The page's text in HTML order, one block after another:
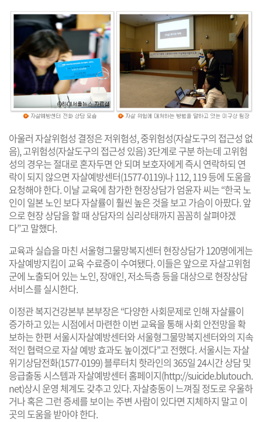
아울러 자살위험성 결정은 저위험성, 중위험성(자살도구의 접근성 없
음), 고위험성(자살도구의 접근성 있음) 3단계로 구분 하는데 고위험
성의 경우는 절대로 혼자두면 안 되며 보호자에게 즉시 연락하되 연
락이 되지 않으면 자살예방센터(1577-0119)나 112, 119 등에 도움을
요청해야 한다. 이날 교육에 참가한 현장상담가 엄윤자 씨는 “한국 노
인이 일본 노인 보다 자살률이 훨씬 높은 것을 보고 가슴이 아팠다. 앞
으로 현장 상담을 할 때 상담자의 심리상태까지 꼼꼼히 살펴야겠
다”고 말했다.
교육과 실습을 마친 서울형그물망복지센터 현장상담가 120명에게는
자살예방지킴이 교육 수료증이 수여됐다. 이들은 앞으로 자살고위험
군에 노출되어 있는 노인, 장애인, 저소득층 등을 대상으로 현장상담
서비스를 실시한다.
이정관 복지건강본부 본부장은 “다양한 사회문제로 인해 자살률이
증가하고 있는 시점에서 마련한 이번 교육을 통해 사회 안전망을 확
보하는 한편 서울시자살예방센터와 서울형그물망복지센터와의 지속
적인 협력으로 자살 예방 효과도 높이겠다"고 전했다. 서울시는 자살
위기상담전화(1577-0199) 블루터치 핫라인의 365일 24시간 상담 및
응급출동 시스템과 자살예방센터 홈페이지(http://suicide.blutouch.
net)상시 운영 체계도 갖추고 있다. 자살충동이 느껴질 정도로 우울하
거나 혹은 그런 증세를 보이는 주변 사람이 있다면 지체하지 말고 이
곳의 도움을 받아야 한다.